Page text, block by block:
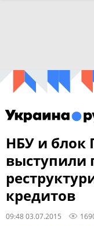
НБУ и блок
выступили
кредитов
09:48 03.07.2015